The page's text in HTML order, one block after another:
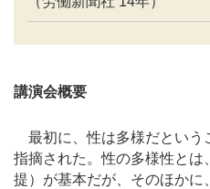
講演会概要
最初に、性は多様だという
指摘された。性の多様性と
提）が基本だが、そのほかに